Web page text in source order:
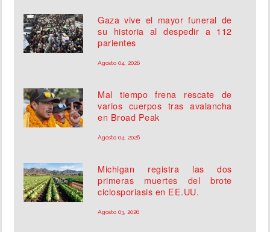
Gaza vive el mayor funeral de
su historia al despedir a 112
parientes
Agosto 04, 2026
Mal tiempo frena rescate de
varios cuerpos tras avalancha
en Broad Peak
Agosto 04, 2026
Michigan registra las dos
primeras muertes del brote
ciclosporiasis en EE.UU.
Agosto 03, 2026